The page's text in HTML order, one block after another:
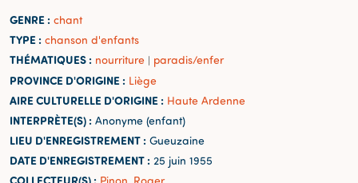
GENRE : chant
TYPE : chanson d'enfants
THÉMATIQUES : nourriture | paradis/enfer
PROVINCE D'ORIGINE : Liège
AIRE CULTURELLE D'ORIGINE : Haute Ardenne
INTERPRÈTE(S) : Anonyme (enfant)
LIEU D'ENREGISTREMENT : Gueuzaine
DATE D'ENREGISTREMENT : 25 juin 1955
COLLECTEUR(S) : Pinon, Roger